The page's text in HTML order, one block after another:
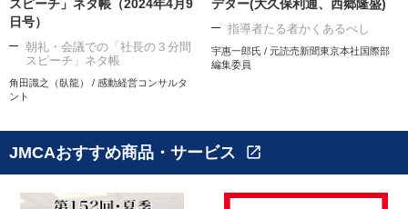
スピーチ」ネタ帳（2024年4月9
日号）
朝礼・会議での「社長の３分間
スピーチ」ネタ帳
角田識之（臥龍） / 感動経営コンサルタ
ント
デター(大久保利通、西郷隆盛)
指導者たる者かくあるべし
宇惠一郎氏 / 元読売新聞東京本社国際部
編集委員
JMCAおすすめ商品・サービス open_in_new